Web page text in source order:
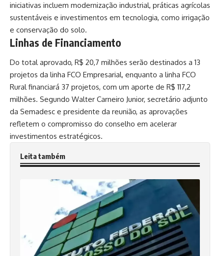
iniciativas incluem modernização industrial, práticas agrícolas
sustentáveis e investimentos em tecnologia, como irrigação
e conservação do solo.
Linhas de Financiamento
Do total aprovado, R$ 20,7 milhões serão destinados a 13
projetos da linha FCO Empresarial, enquanto a linha FCO
Rural financiará 37 projetos, com um aporte de R$ 117,2
milhões. Segundo Walter Carneiro Junior, secretário adjunto
da Semadesc e presidente da reunião, as aprovações
refletem o compromisso do conselho em acelerar
investimentos estratégicos.
Leita também